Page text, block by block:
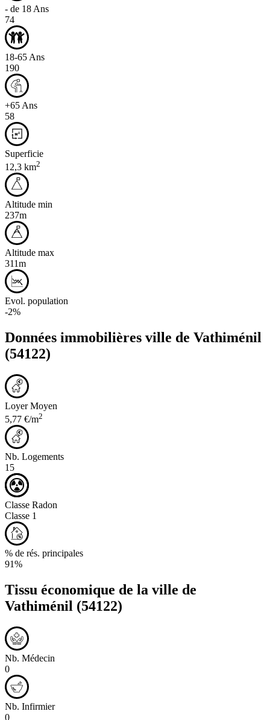
- de 18 Ans
74
18-65 Ans
190
+65 Ans
58
Superficie
12,3 km2
Altitude min
237m
Altitude max
311m
Evol. population
-2%
Données immobilières ville de Vathiménil
(54122)
Loyer Moyen
5,77 €/m2
Nb. Logements
15
Classe Radon
Classe 1
% de rés. principales
91%
Tissu économique de la ville de
Vathiménil (54122)
Nb. Médecin
0
Nb. Infirmier
0